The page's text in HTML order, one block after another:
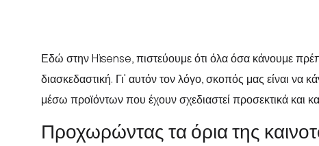
Εδώ στην Hisense, πιστεύουμε ότι όλα όσα κάνουμε
διασκεδαστική. Γι' αυτόν τον λόγο, σκοπός μας είναι να
μέσω προϊόντων που έχουν σχεδιαστεί προσεκτικά και
Προχωρώντας τα όρια της